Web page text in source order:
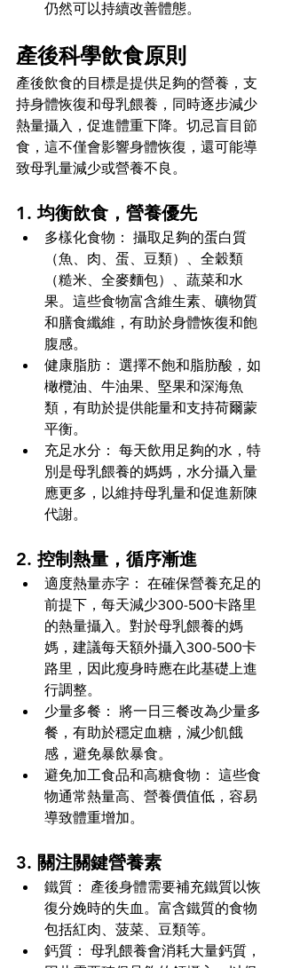
仍然可以持續改善體態。
產後科學飲食原則
產後飲食的目標是提供足夠的營養，支
持身體恢復和母乳餵養，同時逐步減少
熱量攝入，促進體重下降。切忌盲目節
食，這不僅會影響身體恢復，還可能導
致母乳量減少或營養不良。
1. 均衡飲食，營養優先
多樣化食物： 攝取足夠的蛋白質
（魚、肉、蛋、豆類）、全穀類
（糙米、全麥麵包）、蔬菜和水
果。這些食物富含維生素、礦物質
和膳食纖維，有助於身體恢復和飽
腹感。
健康脂肪： 選擇不飽和脂肪酸，如
橄欖油、牛油果、堅果和深海魚
類，有助於提供能量和支持荷爾蒙
平衡。
充足水分： 每天飲用足夠的水，特
別是母乳餵養的媽媽，水分攝入量
應更多，以維持母乳量和促進新陳
代謝。
2. 控制熱量，循序漸進
適度熱量赤字： 在確保營養充足的
前提下，每天減少300-500卡路里
的熱量攝入。對於母乳餵養的媽
媽，建議每天額外攝入300-500卡
路里，因此瘦身時應在此基礎上進
行調整。
少量多餐： 將一日三餐改為少量多
餐，有助於穩定血糖，減少飢餓
感，避免暴飲暴食。
避免加工食品和高糖食物： 這些食
物通常熱量高、營養價值低，容易
導致體重增加。
3. 關注關鍵營養素
鐵質： 產後身體需要補充鐵質以恢
復分娩時的失血。富含鐵質的食物
包括紅肉、菠菜、豆類等。
鈣質： 母乳餵養會消耗大量鈣質，